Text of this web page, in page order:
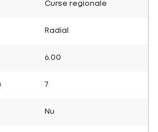
Curse regionale
Radial
6.00
7
Nu